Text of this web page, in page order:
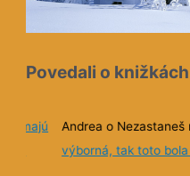
Povedali o
majú
Andrea o Nezastaneš
výborná, tak toto